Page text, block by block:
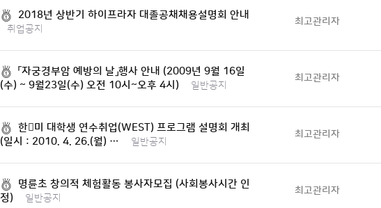
2018년 상반기 하이프라자 대졸공채채용설명회 안내
취업공지
최고관리자
「자궁경부암 예방의 날」행사 안내 (2009년 9월 16일
(수) ~ 9월23일(수) 오전 10시~오후 4시)
일반공지
최고관리자
한미 대학생 연수취업(WEST) 프로그램 설명회 개최
(일시 : 2010. 4. 26.(월) …
일반공지
최고관리자
명륜초 창의적 체험활동 봉사자모집 (사회봉사시간 인
정)
일반공지
최고관리자